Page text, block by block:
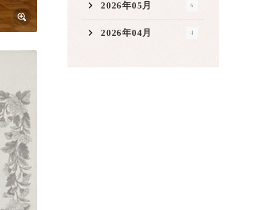
2026年05月 6
2026年04月 4